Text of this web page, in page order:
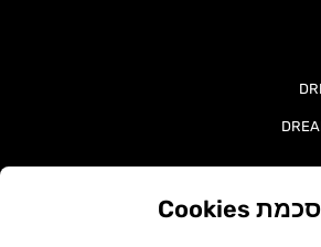
הסכמת Cookies